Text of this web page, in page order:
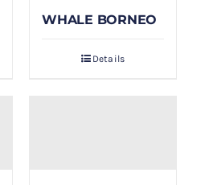
WHALE BORNEO
Details